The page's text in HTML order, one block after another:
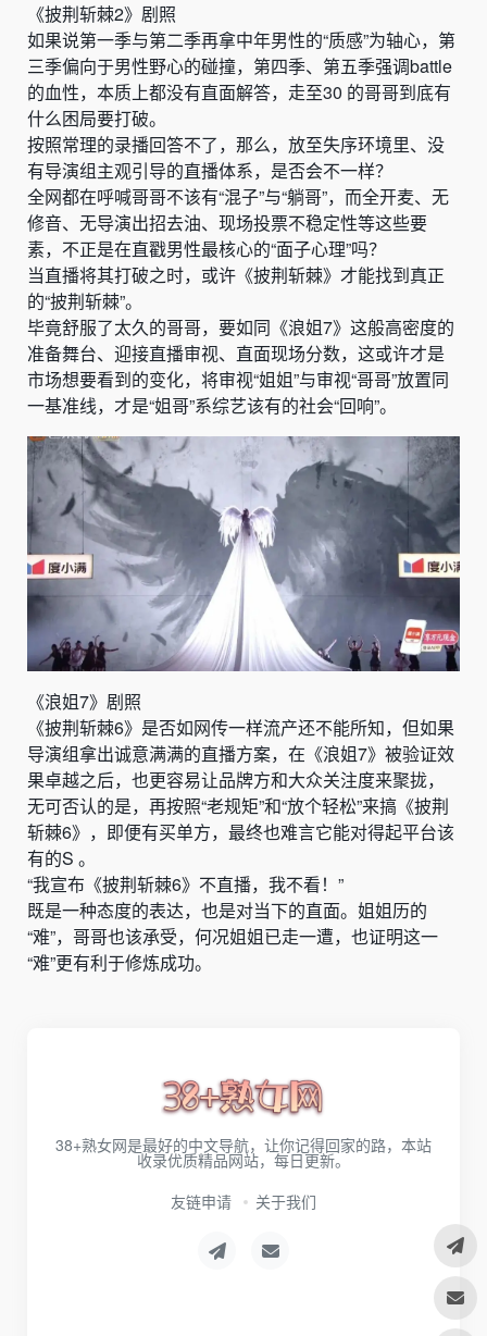
《披荆斩棘2》剧照
如果说第一季与第二季再拿中年男性的“质感”为轴心，第
三季偏向于男性野心的碰撞，第四季、第五季强调battle
的血性，本质上都没有直面解答，走至30 的哥哥到底有
什么困局要打破。
按照常理的录播回答不了，那么，放至失序环境里、没
有导演组主观引导的直播体系，是否会不一样？
全网都在呼喊哥哥不该有“混子”与“躺哥”，而全开麦、无
修音、无导演出招去油、现场投票不稳定性等这些要
素，不正是在直戳男性最核心的“面子心理”吗？
当直播将其打破之时，或许《披荆斩棘》才能找到真正
的“披荆斩棘”。
毕竟舒服了太久的哥哥，要如同《浪姐7》这般高密度的
准备舞台、迎接直播审视、直面现场分数，这或许才是
市场想要看到的变化，将审视“姐姐”与审视“哥哥”放置同
一基准线，才是“姐哥”系综艺该有的社会“回响”。
《浪姐7》剧照
《披荆斩棘6》是否如网传一样流产还不能所知，但如果
导演组拿出诚意满满的直播方案，在《浪姐7》被验证效
果卓越之后，也更容易让品牌方和大众关注度来聚拢，
无可否认的是，再按照“老规矩”和“放个轻松”来搞《披荆
斩棘6》，即便有买单方，最终也难言它能对得起平台该
有的S 。
“我宣布《披荆斩棘6》不直播，我不看！”
既是一种态度的表达，也是对当下的直面。姐姐历的
“难”，哥哥也该承受，何况姐姐已走一遭，也证明这一
“难”更有利于修炼成功。
38+熟女网是最好的中文导航，让你记得回家的路，本站
收录优质精品网站，每日更新。
友链申请
关于我们